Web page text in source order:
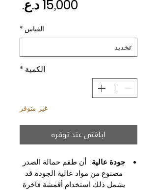
القياس *
الكمية *
غير متوفر
ابلغني عند توفره
جودة عالية: أن طقم حمالة الصدر
مصنوع من مواد عالية الجودة. قد
يشمل ذلك استخدام أقمشة فاخرة